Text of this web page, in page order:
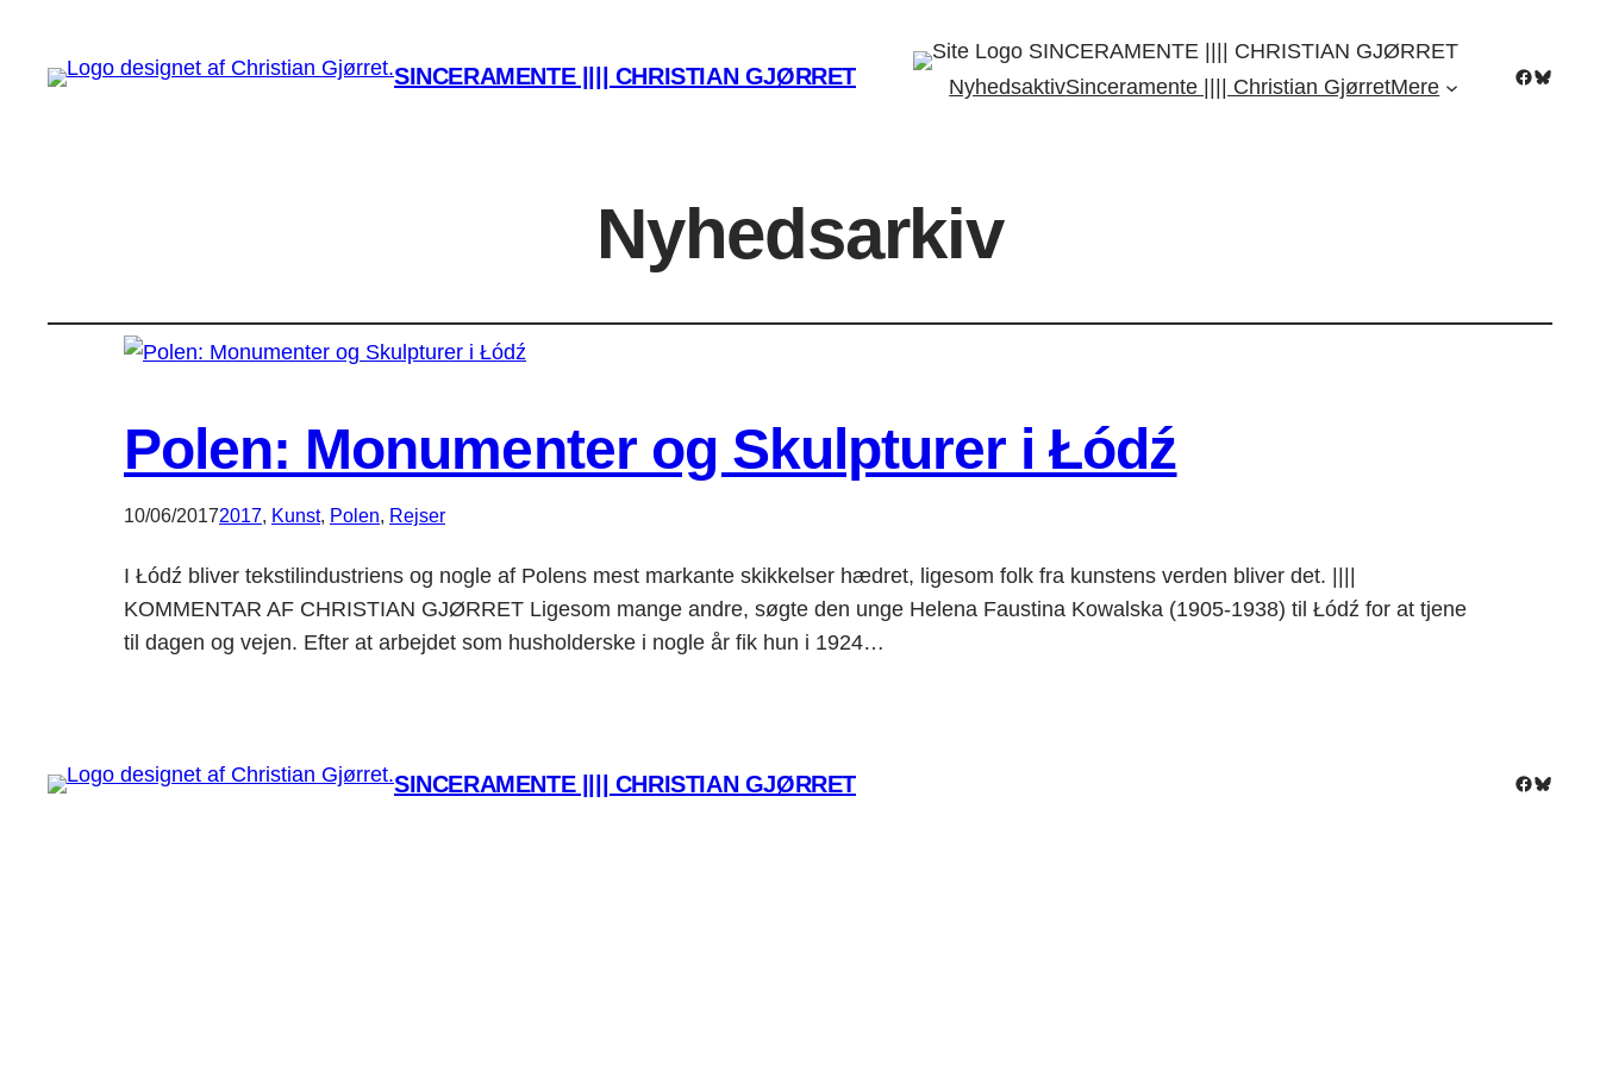
SINCERAMENTE |||| CHRISTIAN GJØRRET
SINCERAMENTE |||| CHRISTIAN GJØRRET
NyhedsaktivSinceramente |||| Christian GjørretMere Facebook
Bluesky
Nyhedsarkiv
Polen: Monumenter og Skulpturer i Łódź
10/06/20172017, Kunst, Polen, Rejser
I Łódź bliver tekstilindustriens og nogle af Polens mest markante skikkelser hædret, ligesom folk fra kunstens verden bliver det. ||||
KOMMENTAR AF CHRISTIAN GJØRRET Ligesom mange andre, søgte den unge Helena Faustina Kowalska (1905-1938) til Łódź for at tjene
til dagen og vejen. Efter at arbejdet som husholderske i nogle år fik hun i 1924…
SINCERAMENTE |||| CHRISTIAN GJØRRET Facebook
Bluesky